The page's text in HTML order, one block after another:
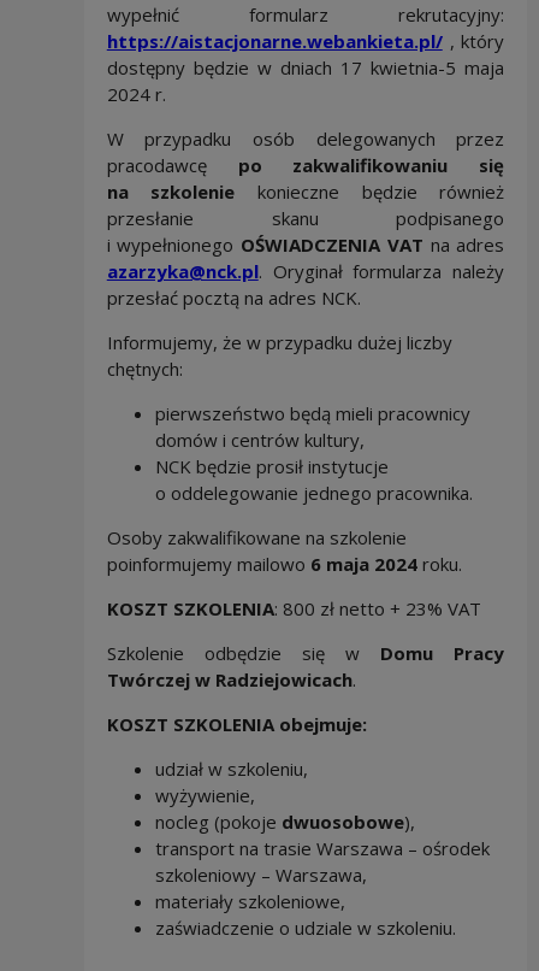
wypełnić formularz rekrutacyjny:
https://aistacjonarne.webankieta.pl/, który
dostępny będzie w dniach 17 kwietnia-5 maja
2024 r.
W przypadku osób delegowanych przez
pracodawcę po zakwalifikowaniu się
na szkolenie konieczne będzie również
przesłanie skanu podpisanego
i wypełnionego OŚWIADCZENIA VAT na adres
azarzyka@nck.pl. Oryginał formularza należy
przesłać pocztą na adres NCK.
Informujemy, że w przypadku dużej liczby
chętnych:
pierwszeństwo będą mieli pracownicy
domów i centrów kultury,
NCK będzie prosił instytucje
o oddelegowanie jednego pracownika.
Osoby zakwalifikowane na szkolenie
poinformujemy mailowo 6 maja 2024 roku.
KOSZT SZKOLENIA: 800 zł netto + 23% VAT
Szkolenie odbędzie się w Domu Pracy
Twórczej w Radziejowicach.
KOSZT SZKOLENIA obejmuje:
udział w szkoleniu,
wyżywienie,
nocleg (pokoje dwuosobowe),
transport na trasie Warszawa – ośrodek
szkoleniowy – Warszawa,
materiały szkoleniowe,
zaświadczenie o udziale w szkoleniu.